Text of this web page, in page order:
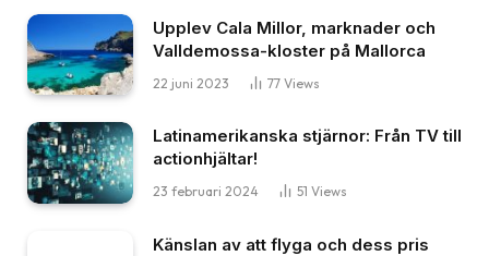
Upplev Cala Millor, marknader och
Valldemossa-kloster på Mallorca
22 juni 2023 77 Views
Latinamerikanska stjärnor: Från TV till
actionhjältar!
23 februari 2024 51 Views
Känslan av att flyga och dess pris